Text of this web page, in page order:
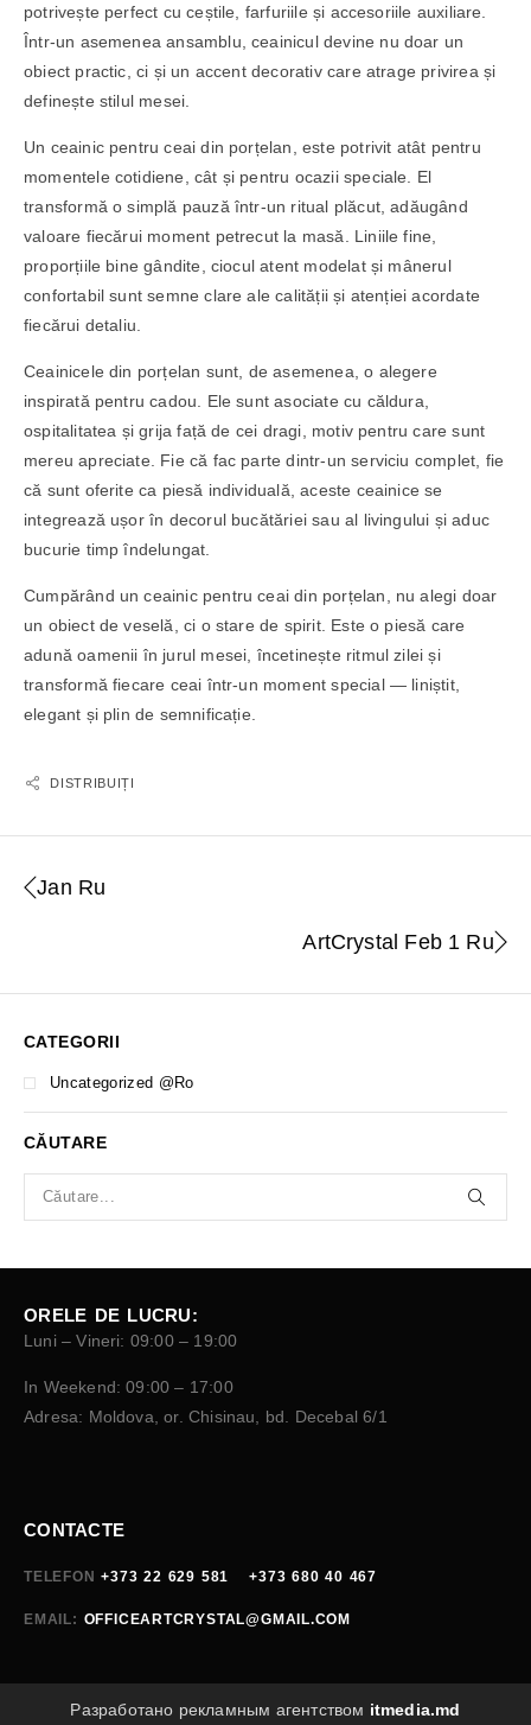
potrivește perfect cu ceștile, farfuriile și accesoriile auxiliare.
Într-un asemenea ansamblu, ceainicul devine nu doar un
obiect practic, ci și un accent decorativ care atrage privirea și
definește stilul mesei.
Un ceainic pentru ceai din porțelan, este potrivit atât pentru
momentele cotidiene, cât și pentru ocazii speciale. El
transformă o simplă pauză într-un ritual plăcut, adăugând
valoare fiecărui moment petrecut la masă. Liniile fine,
proporțiile bine gândite, ciocul atent modelat și mânerul
confortabil sunt semne clare ale calității și atenției acordate
fiecărui detaliu.
Ceainicele din porțelan sunt, de asemenea, o alegere
inspirată pentru cadou. Ele sunt asociate cu căldura,
ospitalitatea și grija față de cei dragi, motiv pentru care sunt
mereu apreciate. Fie că fac parte dintr-un serviciu complet, fie
că sunt oferite ca piesă individuală, aceste ceainice se
integrează ușor în decorul bucătăriei sau al livingului și aduc
bucurie timp îndelungat.
Cumpărând un ceainic pentru ceai din porțelan, nu alegi doar
un obiect de veselă, ci o stare de spirit. Este o piesă care
adună oamenii în jurul mesei, încetinește ritmul zilei și
transformă fiecare ceai într-un moment special — liniștit,
elegant și plin de semnificație.
DISTRIBUIȚI
Jan Ru
ArtCrystal Feb 1 Ru
CATEGORII
Uncategorized @ro
CĂUTARE
ORELE DE LUCRU:
Luni – Vineri: 09:00 – 19:00
In Weekend: 09:00 – 17:00
Adresa: Moldova, or. Chisinau, bd. Decebal 6/1
CONTACTE
TELEFON +373 22 629 581 +373 680 40 467
EMAIL: OFFICEARTCRYSTAL@GMAIL.COM
Разработано рекламным агентством itmedia.md